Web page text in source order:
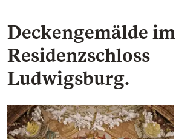
Deckengemälde im
Residenzschloss
Ludwigsburg.